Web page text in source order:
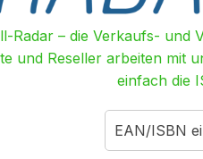
Radar – die Verkaufs- und
und Reseller arbeiten mit
einfach die